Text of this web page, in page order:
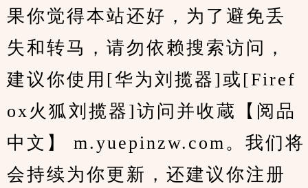
果你觉得本站还好，为了避免丢
失和转马，请勿依赖搜索访问，
建议你使用[华为刘揽器]或[Firef
ox火狐刘揽器]访问并收蔵【阅品
中文】 m.yuepinzw.com。我们将
会持续为你更新，还建议你注册